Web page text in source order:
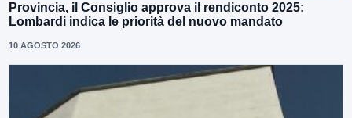
Provincia, il Consiglio approva il rendiconto 2025:
Lombardi indica le priorità del nuovo mandato
10 AGOSTO 2026